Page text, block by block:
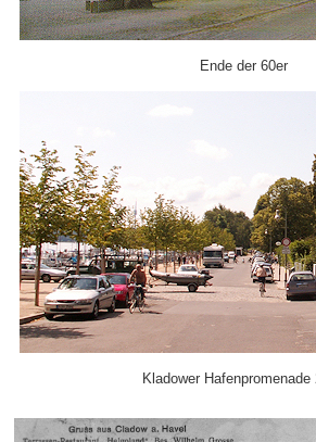
Ende der 60er
Kladower Hafenpromenade